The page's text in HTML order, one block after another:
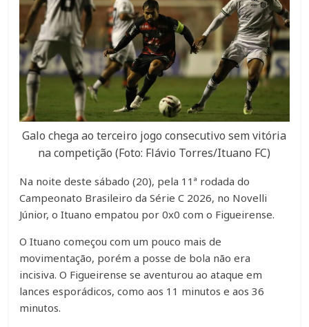
Galo chega ao terceiro jogo consecutivo sem vitória
na competição (Foto: Flávio Torres/Ituano FC)
Na noite deste sábado (20), pela 11ª rodada do
Campeonato Brasileiro da Série C 2026, no Novelli
Júnior, o Ituano empatou por 0x0 com o Figueirense.
O Ituano começou com um pouco mais de
movimentação, porém a posse de bola não era
incisiva. O Figueirense se aventurou ao ataque em
lances esporádicos, como aos 11 minutos e aos 36
minutos.